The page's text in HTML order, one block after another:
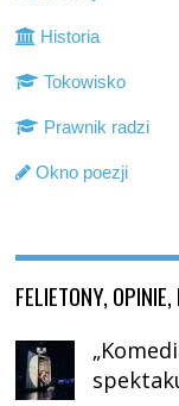
Historia
Tokowisko
Prawnik radzi
Okno poezji
FELIETONY,